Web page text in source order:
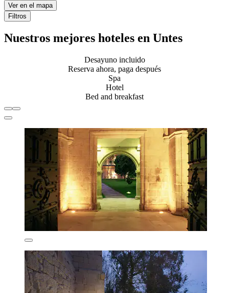
Ver en el mapa
Filtros
Nuestros mejores hoteles en Untes
Desayuno incluido
Reserva ahora, paga después
Spa
Hotel
Bed and breakfast